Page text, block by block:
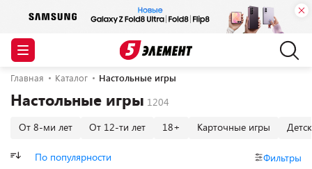
Главная Каталог Настольные игры
Настольные игры
От 8-ми лет От 12-ти лет 18+ Карточные игры
По популярности Фильтры